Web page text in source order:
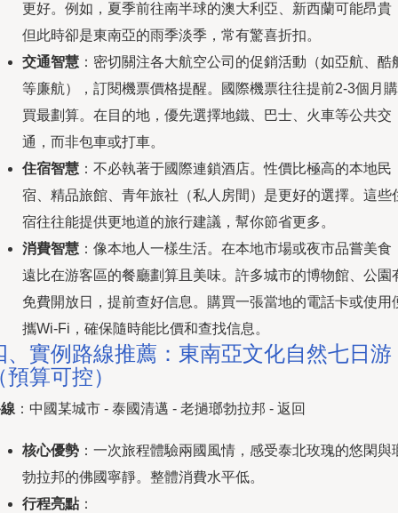
更好。例如，夏季前往南半球的澳大利亞、新西蘭可能昂貴
但此時卻是東南亞的雨季淡季，常有驚喜折扣。
交通智慧 ：密切關注各大航空公司的促銷活動（如亞航、酷
等廉航），訂閱機票價格提醒。國際機票往往提前2-3個月購
買最劃算。在目的地，優先選擇地鐵、巴士、火車等公共交
通，而非包車或打車。
住宿智慧 ：不必執著于國際連鎖酒店。性價比極高的本地民
宿、精品旅館、青年旅社（私人房間）是更好的選擇。這些
宿往往能提供更地道的旅行建議，幫你節省更多。
消費智慧 ：像本地人一樣生活。在本地市場或夜市品嘗美食
遠比在游客區的餐廳劃算且美味。許多城市的博物館、公園
免費開放日，提前查好信息。購買一張當地的電話卡或使用
攜Wi-Fi，確保隨時能比價和查找信息。
、實例路線推薦：東南亞文化自然七日游
預算可控）
：中國某城市 - 泰國清邁 - 老撾瑯勃拉邦 - 返回
核心優勢 ：一次旅程體驗兩國風情，感受泰北玫瑰的悠閑與
勃拉邦的佛國寧靜。整體消費水平低。
行程亮點 ：